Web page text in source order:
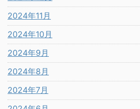
2024年11月
2024年10月
2024年9月
2024年8月
2024年7月